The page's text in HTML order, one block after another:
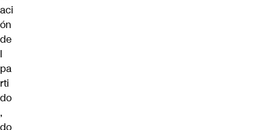
aci
ón
de
l
pa
rti
do
,
do